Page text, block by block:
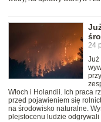
24
Już
Włoch i Holandii. Ich praca
przed pojawieniem się
na środowisko naturalne.
plejstocenu ludzie odgrywali